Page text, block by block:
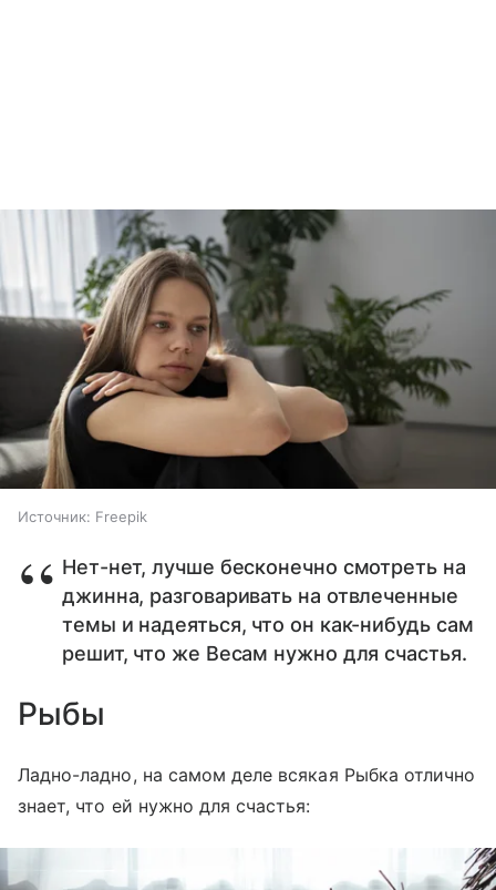
Источник: Freepik
Нет-нет, лучше бесконечно смотреть на
джинна, разговаривать на отвлеченные
темы и надеяться, что он как-нибудь сам
решит, что же Весам нужно для счастья.
Рыбы
Ладно-ладно, на самом деле всякая Рыбка отлично
знает, что ей нужно для счастья: